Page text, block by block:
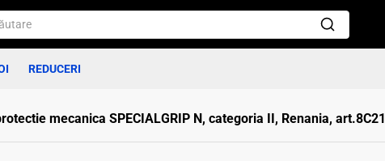
REDUCERI
mecanica SPECIALGRIP N, categoria II, Renania, art.8C21